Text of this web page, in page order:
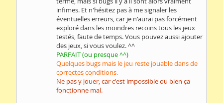
infimes. Et n'hésitez pas à me signaler les
éventuelles erreurs, car je n'aurai pas forcément
exploré dans les moindres recoins tous les jeux
testés, faute de temps. Vous pouvez aussi ajouter
des jeux, si vous voulez. ^^
PARFAIT (ou presque ^^)
Quelques bugs mais le jeu reste jouable dans de
correctes conditions.
Ne pas y jouer, car c'est impossible ou bien ça
fonctionne mal.